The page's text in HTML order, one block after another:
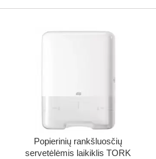
Popierinių rankšluosčių
servetėlėmis laikiklis TORK